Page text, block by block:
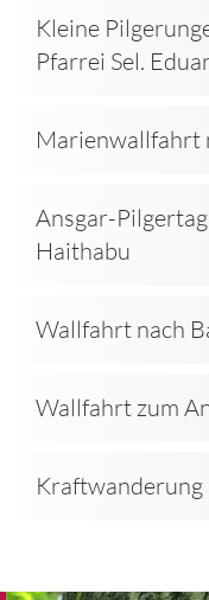
Kleine
Pfarrei Sel.
Marienwallfahrt
Ansgar-
Haithabu
Wallfahrt nach
Wallfahrt zum
Kraftwanderung